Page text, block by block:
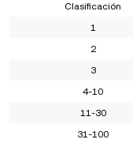
Clasificación
1
2
3
4-10
11-30
31-100